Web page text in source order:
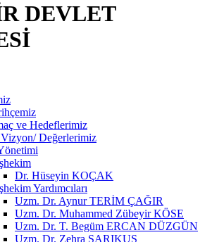
DEVLET
ve Hedeflerimiz
Değerlerimiz
Dr. Hüseyin KOÇAK
Yardımcıları
Uzm. Dr. Aynur TERİM ÇAĞIR
Uzm. Dr. Muhammed Zübeyir KÖSE
Uzm. Dr. T. Begüm ERCAN DÜZGÜN
Uzm. Dr. Zehra SARIKUŞ